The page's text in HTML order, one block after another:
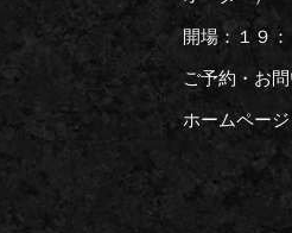
開場：１９
ご予約・お
ホームペー